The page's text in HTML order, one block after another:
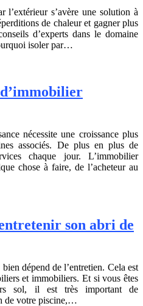
l’extérieur s’avère une solution à
de chaleur et gagner plus
d’experts dans le domaine
isoler par…
nécessite une croissance plus
associés. De plus en plus de
chaque jour. L’immobilier
chose à faire, de l’acheteur au
son abri de
dépend de l’entretien. Cela est
et immobiliers. Et si vous êtes
sol, il est très important de
de votre piscine,…